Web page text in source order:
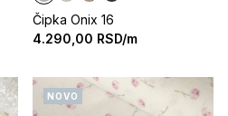
Čipka Onix 16
4.290,00 RSD/m
NOVO